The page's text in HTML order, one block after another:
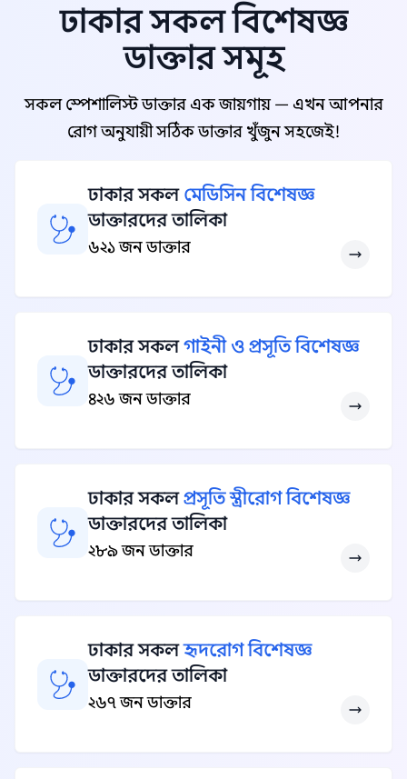
ঢাকার সকল বিশেষজ্ঞ
ডাক্তার সমূহ
সকল স্পেশালিস্ট ডাক্তার এক জায়গায় — এখন আপনার
রোগ অনুযায়ী সঠিক ডাক্তার খুঁজুন সহজেই!
ঢাকার সকল মেডিসিন বিশেষজ্ঞ
ডাক্তারদের তালিকা
৬২১ জন ডাক্তার
ঢাকার সকলগাইনী ও প্রসূতি বিশেষজ্ঞ
ডাক্তারদের তালিকা
৪২৬ জন ডাক্তার
ঢাকার সকলপ্রসূতি স্ত্রীরোগ বিশেষজ্ঞ
ডাক্তারদের তালিকা
২৮৯ জন ডাক্তার
ঢাকার সকলহৃদরোগ বিশেষজ্ঞ
ডাক্তারদের তালিকা
২৬৭ জন ডাক্তার